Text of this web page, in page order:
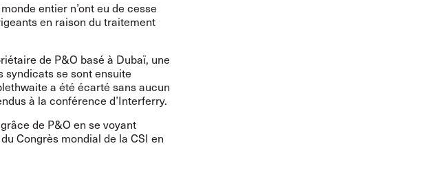
entier n’ont eu de cesse
en raison du traitement
de P&O basé à Dubaï, une
syndicats se sont ensuite
a été écarté sans aucun
à la conférence d’Interferry.
de P&O en se voyant
Congrès mondial de la CSI en